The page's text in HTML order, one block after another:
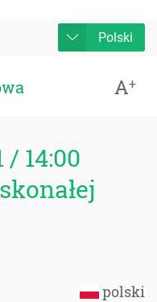
Polski
A+
/ 14:00
polski